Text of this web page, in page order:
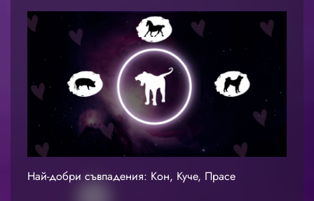
Най-добри съвпадения: Кон, Куче, Прасе